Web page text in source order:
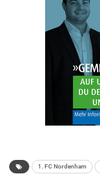
1. FC Nordenham